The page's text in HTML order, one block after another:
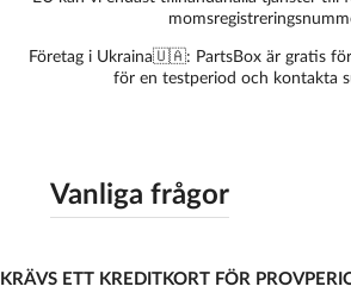
Företag i Ukraina🇺🇦: PartsBox är gratis för
för en testperiod och kontakta
Vanliga frågor
KRÄVS ETT KREDITKORT FÖR